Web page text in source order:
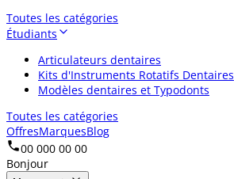
Toutes les catégories
Étudiants
Articulateurs dentaires
Kits d'Instruments Rotatifs Dentaires
Modèles dentaires et Typodonts
Toutes les catégories
OffresMarquesBlog
00 000 00 00
Bonjour